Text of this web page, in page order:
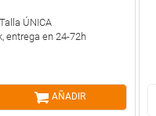
Talla ÚNICA
entrega en 24-72h
AÑADIR